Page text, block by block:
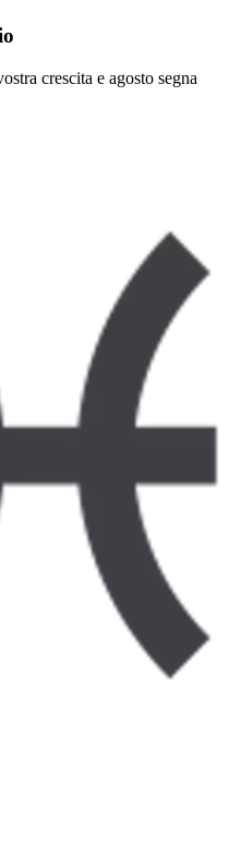
crescita e agosto segna